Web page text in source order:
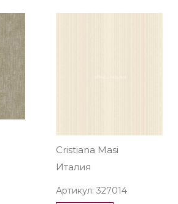
Cristiana Masi
Италия
Артикул: 327014